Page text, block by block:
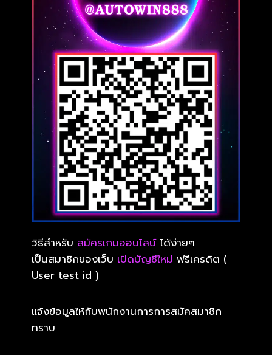
วิธีสำหรับ สมัครเกมออนไลน์ได้ง่ายๆ
เป็นสมาชิกของเว็บ เปิดบัญชีใหม่ ฟรีเครดิต (
User test id )
แจ้งข้อมูลให้กับพนักงานการการสมัคสมาชิก
ทราบ